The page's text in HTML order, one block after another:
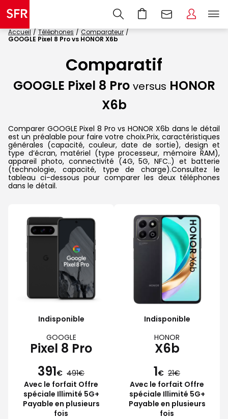
Accueil Téléphones
Comparateur
GOOGLE Pixel 8 Pro vs HONOR X6b
Comparatif
GOOGLE Pixel 8 Pro versus HONOR
X6b
Comparer GOOGLE Pixel 8 Pro vs HONOR X6b dans le détail
est un préalable pour faire votre choix.Prix, caractéristiques
générales (capacité, couleur, date de sortie), design et
type d’écran, matériel (type processeur, mémoire RAM),
appareil photo, connectivité (4G, 5G, NFC..) et batterie
(technologie, capacité, type de charge).Consultez le
tableau ci-dessous pour comparer les deux téléphones
dans le détail.
Indisponible
GOOGLE
Pixel 8 Pro
391€ 491
Avec le forfait Offre
spéciale Illimité 5G+
Payable en plusieurs
fois
Indisponible
HONOR
X6b
1€ 21
Avec le forfait Offre
spéciale Illimité 5G+
Payable en plusieurs
fois